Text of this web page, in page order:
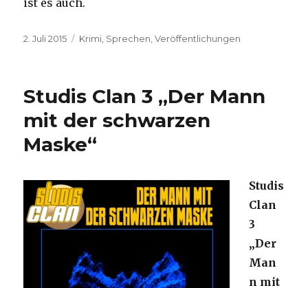
ist es auch.
Veröffentlicht
2. Juli 2015 Kategorien
Krimi Sprechen ,Veröffentlichungen
Studis Clan 3 „Der Mann
mit der schwarzen
Maske“
Studis
Clan
3
„Der
Man
n mit